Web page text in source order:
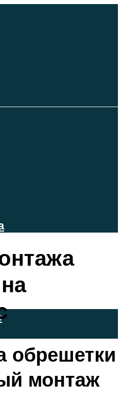
обрешетки
монтаж